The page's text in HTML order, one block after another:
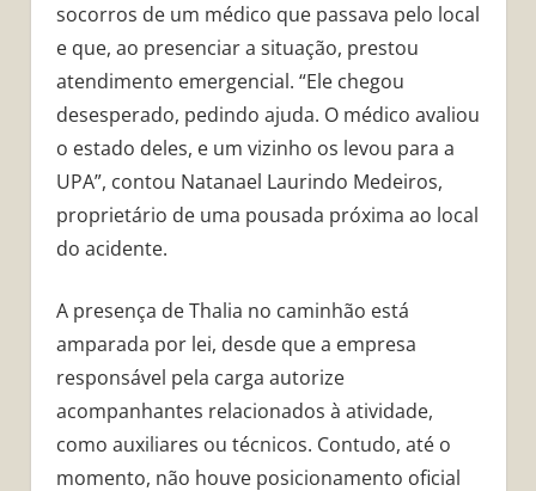
socorros de um médico que passava pelo local
e que, ao presenciar a situação, prestou
atendimento emergencial. “Ele chegou
desesperado, pedindo ajuda. O médico avaliou
o estado deles, e um vizinho os levou para a
UPA”, contou Natanael Laurindo Medeiros,
proprietário de uma pousada próxima ao local
do acidente.
A presença de Thalia no caminhão está
amparada por lei, desde que a empresa
responsável pela carga autorize
acompanhantes relacionados à atividade,
como auxiliares ou técnicos. Contudo, até o
momento, não houve posicionamento oficial